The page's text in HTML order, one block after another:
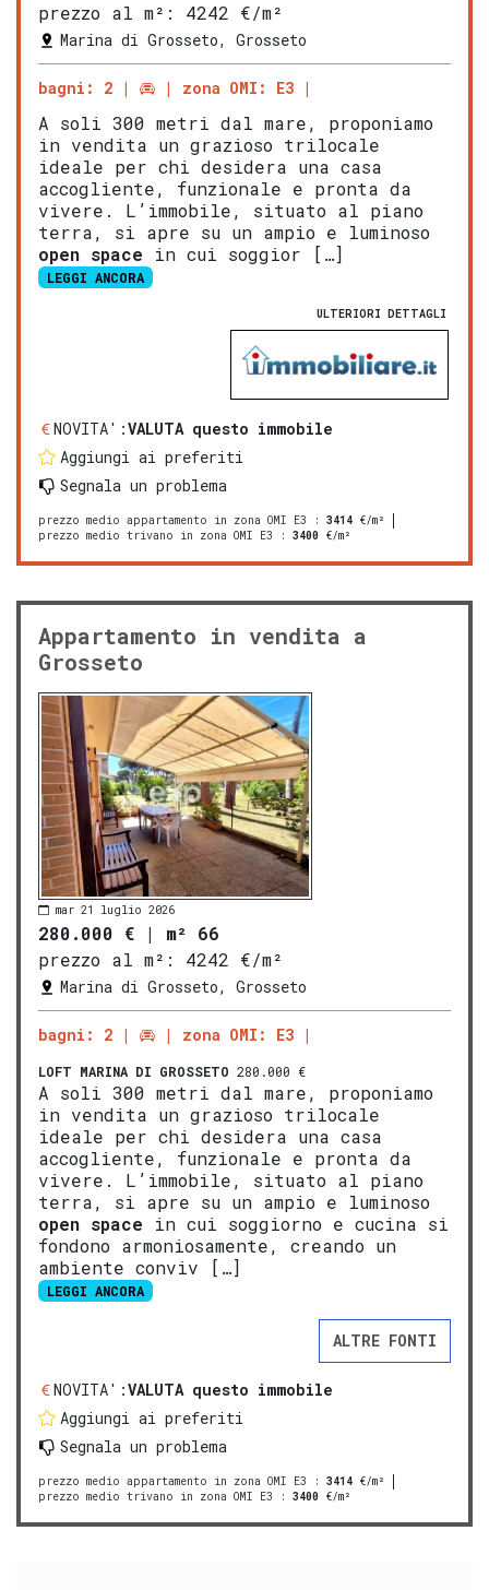
prezzo al m²:
4242 €/m²
Marina di Grosseto, Grosseto
bagni: 2 zona OMI: E3
A soli 300 metri dal mare, proponiamo
in vendita un grazioso trilocale
ideale per chi desidera una casa
accogliente, funzionale e pronta da
vivere. L’immobile, situato al piano
terra, si apre su un ampio e luminoso
open space in cui soggior […]
LEGGI ANCORA
ULTERIORI DETTAGLI
NOVITA':VALUTA questo immobile
Aggiungi ai preferiti
Segnala un problema
prezzo medio appartamento in zona OMI E3 : 3414 €/m²
prezzo medio trivano in zona OMI E3 : 3400 €/m²
Appartamento in vendita a
Grosseto
mar 21 luglio 2026
280.000 € | m² 66
prezzo al m²:
4242 €/m²
Marina di Grosseto, Grosseto
bagni: 2 zona OMI: E3
LOFT MARINA DI GROSSETO 280.000 €
A soli 300 metri dal mare, proponiamo
in vendita un grazioso trilocale
ideale per chi desidera una casa
accogliente, funzionale e pronta da
vivere. L’immobile, situato al piano
terra, si apre su un ampio e luminoso
open space in cui soggiorno e cucina si
fondono armoniosamente, creando un
ambiente conviv […]
LEGGI ANCORA
ALTRE FONTI
NOVITA':VALUTA questo immobile
Aggiungi ai preferiti
Segnala un problema
prezzo medio appartamento in zona OMI E3 : 3414 €/m²
prezzo medio trivano in zona OMI E3 : 3400 €/m²